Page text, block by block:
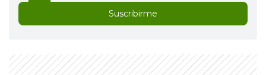
Suscribirme